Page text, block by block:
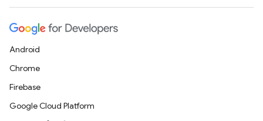
Android
Chrome
Firebase
Google Cloud Platform